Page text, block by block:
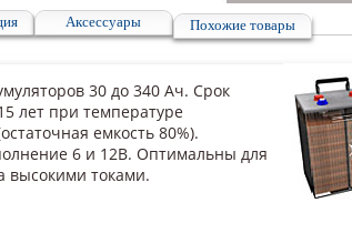
Аксессуары Похожие товары
30 до 340 Ач. Срок
лет при температуре
емкость 80%).
6 и 12В. Оптимальны для
высокими токами.